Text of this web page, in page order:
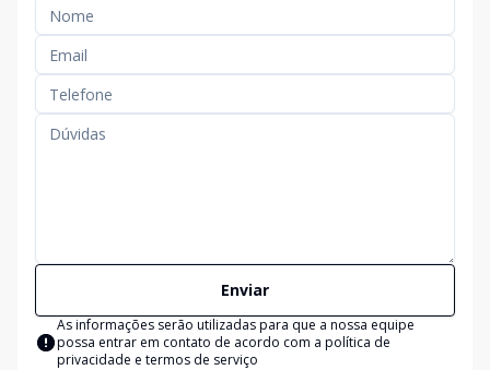
Enviar
As informações serão utilizadas para que a nossa equipe
possa entrar em contato de acordo com a política de
privacidade e termos de serviço